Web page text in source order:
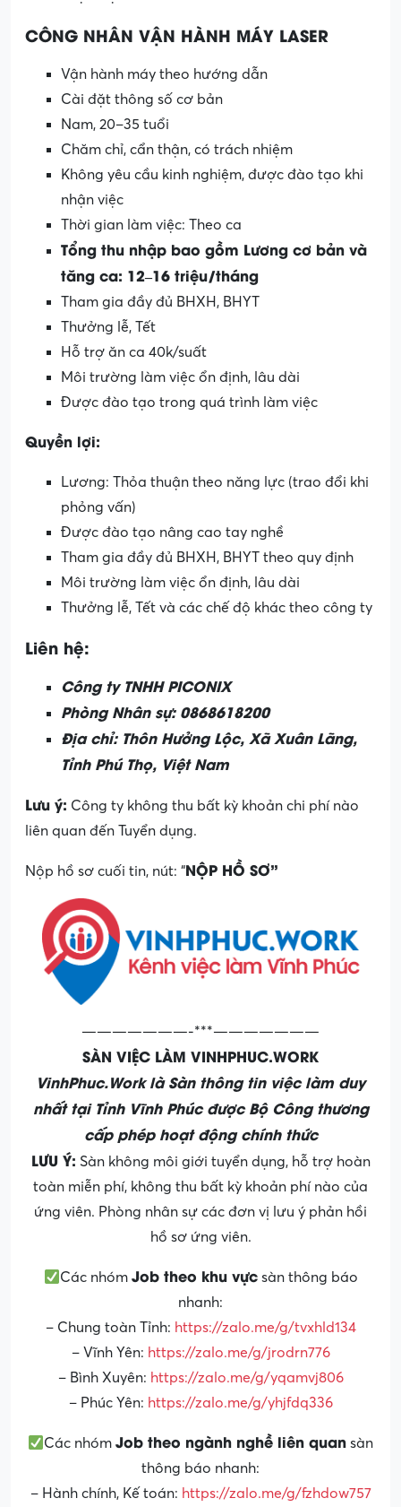
CÔNG NHÂN VẬN HÀNH MÁY LASER
Vận hành máy theo hướng dẫn
Cài đặt thông số cơ bản
Nam, 20–35 tuổi
Chăm chỉ, cẩn thận, có trách nhiệm
Không yêu cầu kinh nghiệm, được đào tạo khi
nhận việc
Thời gian làm việc: Theo ca
Tổng thu nhập bao gồm Lương cơ bản và
tăng ca: 12–16 triệu/tháng
Tham gia đầy đủ BHXH, BHYT
Thưởng lễ, Tết
Hỗ trợ ăn ca 40k/suất
Môi trường làm việc ổn định, lâu dài
Được đào tạo trong quá trình làm việc
Quyền lợi:
Lương: Thỏa thuận theo năng lực (trao đổi khi
phỏng vấn)
Được đào tạo nâng cao tay nghề
Tham gia đầy đủ BHXH, BHYT theo quy định
Môi trường làm việc ổn định, lâu dài
Thưởng lễ, Tết và các chế độ khác theo công ty
Liên hệ:
Công ty TNHH PICONIX
Phòng Nhân sự: 0868618200
Địa chỉ: Thôn Hưởng Lộc, Xã Xuân Lãng,
Tỉnh Phú Thọ, Việt Nam
Lưu ý: Công ty không thu bất kỳ khoản chi phí nào
liên quan đến Tuyển dụng.
Nộp hồ sơ cuối tin, nút: “NỘP HỒ SƠ”
———————-***———————
SÀN VIỆC LÀM VINHPHUC.WORK
VinhPhuc.Work là Sàn thông tin việc làm duy
nhất tại Tỉnh Vĩnh Phúc được Bộ Công thương
cấp phép hoạt động chính thức
LƯU Ý: Sàn không môi giới tuyển dụng, hỗ trợ hoàn
toàn miễn phí, không thu bất kỳ khoản phí nào của
ứng viên. Phòng nhân sự các đơn vị lưu ý phản hồi
hồ sơ ứng viên.
Các nhóm Job theo khu vựcsàn thông báo
nhanh:
– Chung toàn Tỉnh: https://zalo.me/g/tvxhld134
– Vĩnh Yên: https://zalo.me/g/jrodrn776
– Bình Xuyên: https://zalo.me/g/yqamvj806
– Phúc Yên: https://zalo.me/g/yhjfdq336
Các nhómJob theo ngành nghề liên quan sàn
thông báo nhanh:
– Hành chính, Kế toán: https://zalo.me/g/fzhdow757